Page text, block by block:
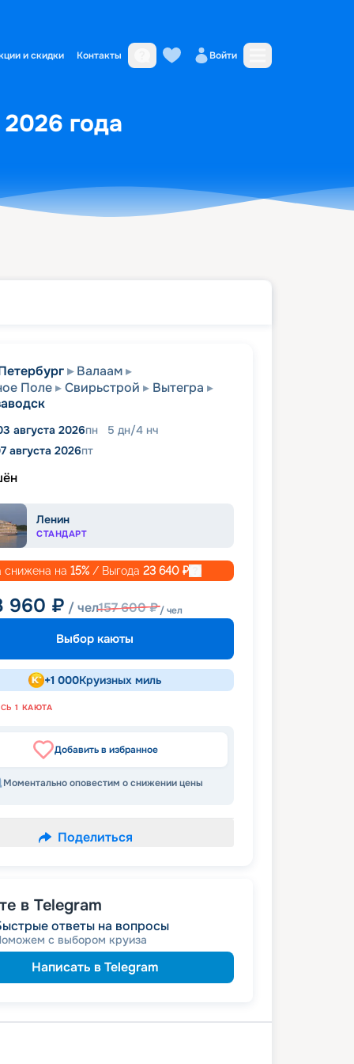
и скидки Контакты Войти
года
Валаам
Поле
Свирьстрой
Вытегра
августа 2026пн 5 дн/4 нч
августа 2026пт
Ленин
СТАНДАРТ
снижена на 15% / Выгода 23 640 ₽
960 ₽ / чел157 600₽/ чел
Выбор каюты
+1 000Круизных миль
1 КАЮТА
Добавить в избранное
Моментально оповестим о снижении цены
Поделиться
в Telegram
ответы на вопросы
с выбором круиза
Написать в Telegram